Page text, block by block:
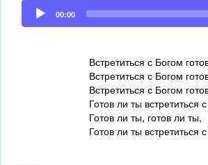
Audio
Player
00:00
Встретиться с Богом
Встретиться с Богом
Встретиться с Богом
Готов ли ты встретиться
Готов ли ты, готов ли ты,
Готов ли ты встретиться